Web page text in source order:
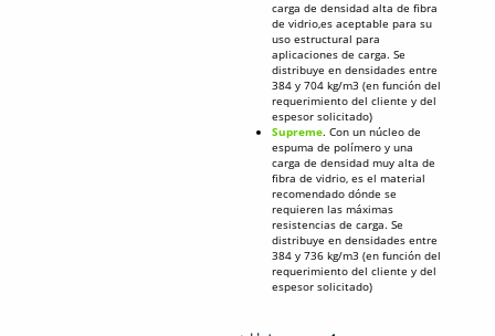
carga de densidad alta de fibra
de vidrio,es aceptable para su
uso estructural para
aplicaciones de carga. Se
distribuye en densidades entre
384 y 704 kg/m3 (en función del
requerimiento del cliente y del
espesor solicitado)
Supreme. Con un núcleo de
espuma de polímero y una
carga de densidad muy alta de
fibra de vidrio, es el material
recomendado dónde se
requieren las máximas
resistencias de carga. Se
distribuye en densidades entre
384 y 736 kg/m3 (en función del
requerimiento del cliente y del
espesor solicitado)